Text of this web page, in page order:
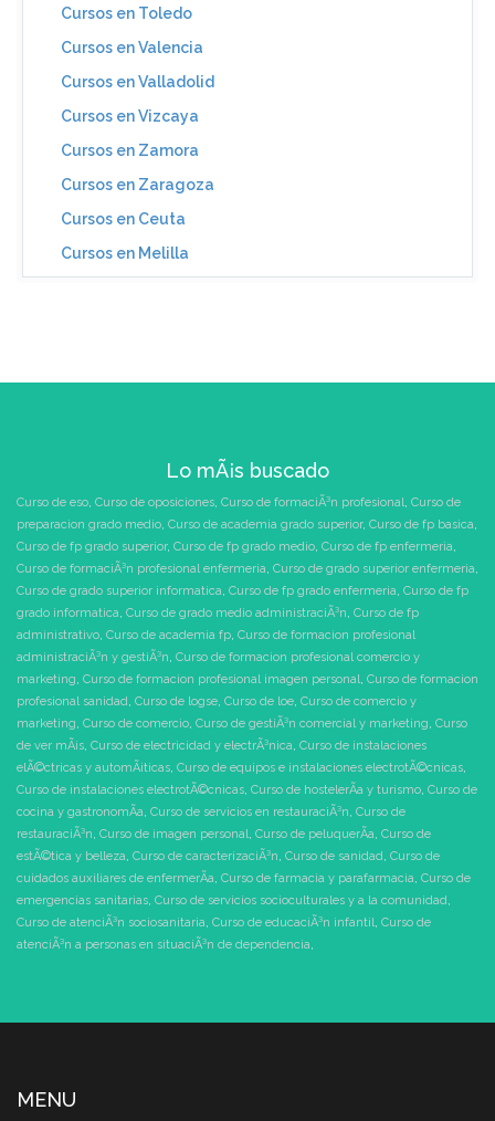
Cursos en Toledo
Cursos en Valencia
Cursos en Valladolid
Cursos en Vizcaya
Cursos en Zamora
Cursos en Zaragoza
Cursos en Ceuta
Cursos en Melilla
Lo mÃ¡s buscado
Curso de eso, Curso de oposiciones, Curso de formaciÃ³n profesional, Curso de
preparacion grado medio, Curso de academia grado superior, Curso de fp basica,
Curso de fp grado superior, Curso de fp grado medio, Curso de fp enfermeria,
Curso de formaciÃ³n profesional enfermeria, Curso de grado superior enfermeria,
Curso de grado superior informatica, Curso de fp grado enfermeria, Curso de fp
grado informatica, Curso de grado medio administraciÃ³n, Curso de fp
administrativo, Curso de academia fp, Curso de formacion profesional
administraciÃ³n y gestiÃ³n, Curso de formacion profesional comercio y
marketing, Curso de formacion profesional imagen personal, Curso de formacion
profesional sanidad, Curso de logse, Curso de loe, Curso de comercio y
marketing, Curso de comercio, Curso de gestiÃ³n comercial y marketing, Curso
de ver mÃ¡s, Curso de electricidad y electrÃ³nica, Curso de instalaciones
elÃ©ctricas y automÃ¡ticas, Curso de equipos e instalaciones electrotÃ©cnicas,
Curso de instalaciones electrotÃ©cnicas, Curso de hostelerÃ­a y turismo, Curso de
cocina y gastronomÃ­a, Curso de servicios en restauraciÃ³n, Curso de
restauraciÃ³n, Curso de imagen personal, Curso de peluquerÃ­a, Curso de
estÃ©tica y belleza, Curso de caracterizaciÃ³n, Curso de sanidad, Curso de
cuidados auxiliares de enfermerÃ­a, Curso de farmacia y parafarmacia, Curso de
emergencias sanitarias, Curso de servicios socioculturales y a la comunidad,
Curso de atenciÃ³n sociosanitaria, Curso de educaciÃ³n infantil, Curso de
atenciÃ³n a personas en situaciÃ³n de dependencia,
MENU